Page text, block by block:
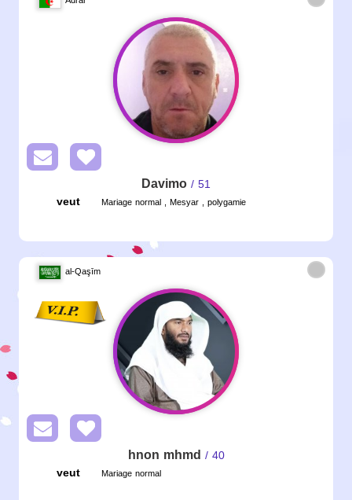
Davimo/ 51
veut
Mariage normal , Mesyar , polygamie
al-Qaşīm
hnon mhmd / 40
veut
Mariage normal